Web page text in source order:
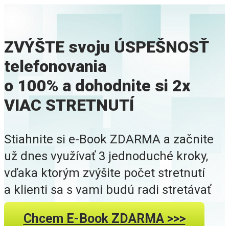
ZVÝŠTE svoju ÚSPEŠNOSŤ
telefonovania
o 100% a dohodnite si 2x
VIAC STRETNUTÍ
Stiahnite si e-Book ZDARMA a začnite
už dnes využívať 3 jednoduché kroky,
vďaka ktorým zvýšite počet stretnutí
a klienti sa s vami budú radi stretávať
Chcem E-Book ZDARMA >>>